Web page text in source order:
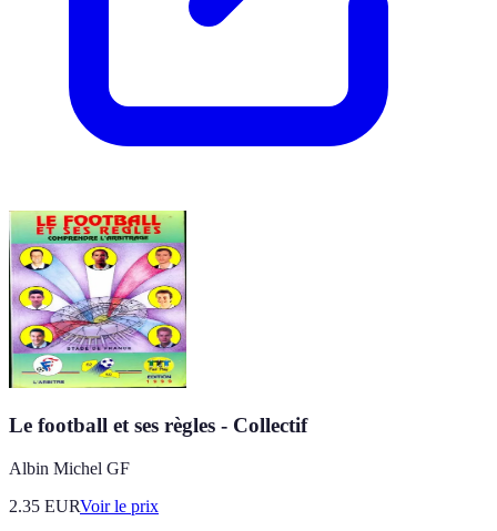
Le football et ses règles - Collectif
Albin Michel GF
2.35 EURVoir le prix